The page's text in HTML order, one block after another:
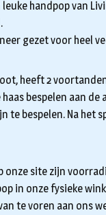
handpop van
gezet voor heel
heeft 2
bespelen aan de
te bespelen. Na het
onze site zijn
in onze fysieke
te voren aan ons